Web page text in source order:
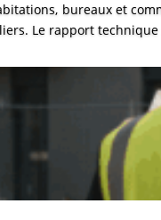
bureaux et
Le rapport